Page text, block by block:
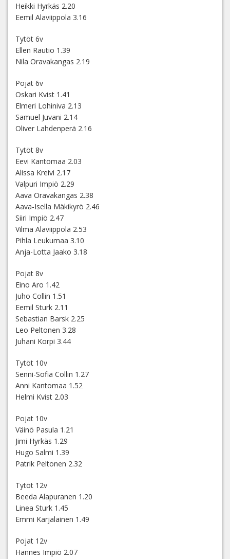
Heikki Hyrkäs 2.20
Eemil Alaviippola 3.16
Tytöt 6v
Ellen Rautio 1.39
Nila Oravakangas 2.19
Pojat 6v
Oskari Kvist 1.41
Elmeri Lohiniva 2.13
Samuel Juvani 2.14
Oliver Lahdenperä 2.16
Tytöt 8v
Eevi Kantomaa 2.03
Alissa Kreivi 2.17
Valpuri Impiö 2.29
Aava Oravakangas 2.38
Aava-Isella Mäkikyrö 2.46
Siiri Impiö 2.47
Vilma Alaviippola 2.53
Pihla Leukumaa 3.10
Anja-Lotta Jaako 3.18
Pojat 8v
Eino Aro 1.42
Juho Collin 1.51
Eemil Sturk 2.11
Sebastian Barsk 2.25
Leo Peltonen 3.28
Juhani Korpi 3.44
Tytöt 10v
Senni-Sofia Collin 1.27
Anni Kantomaa 1.52
Helmi Kvist 2.03
Pojat 10v
Väinö Pasula 1.21
Jimi Hyrkäs 1.29
Hugo Salmi 1.39
Patrik Peltonen 2.32
Tytöt 12v
Beeda Alapuranen 1.20
Linea Sturk 1.45
Emmi Karjalainen 1.49
Pojat 12v
Hannes Impiö 2.07